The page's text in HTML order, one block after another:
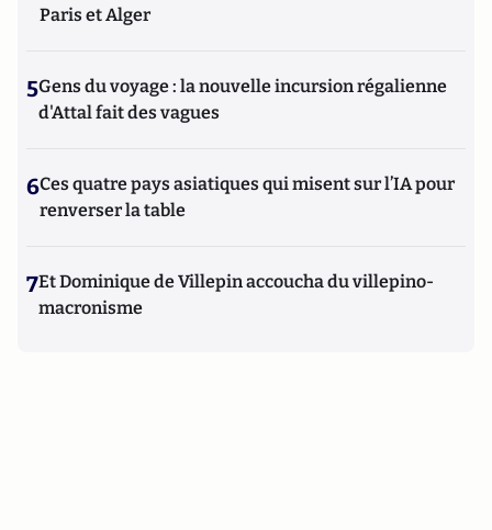
Paris et Alger
5Gens du voyage : la nouvelle incursion régalienne
d'Attal fait des vagues
6Ces quatre pays asiatiques qui misent sur l’IA pour
renverser la table
7Et Dominique de Villepin accoucha du villepino-
macronisme